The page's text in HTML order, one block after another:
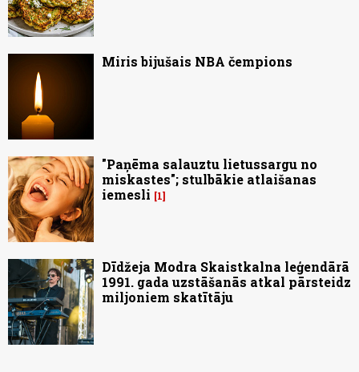
Miris bijušais NBA čempions
"Paņēma salauztu lietussargu no
miskastes"; stulbākie atlaišanas
iemesli
1
Dīdžeja Modra Skaistkalna leģendārā
1991. gada uzstāšanās atkal pārsteidz
miljoniem skatītāju